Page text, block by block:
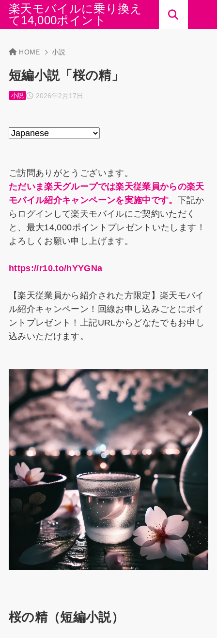
楽天モバイルに乗り換え
て14,000ポイント
HOME 小説
短編小説「桜の精」
2026年2月17日
小説
ご訪問ありがとうございます。
ただいま楽天グループでは楽天従業員からの楽天
モバイル紹介キャンペーンを実施中です。 下記か
らログインして楽天モバイルにご契約いただく
と、最大14,000ポイントプレゼントいたします！
よろしくお願い申し上げます。
https://r10.to/hYYGNa
【楽天従業員から紹介された方限定】楽天モバイ
ル紹介キャンペーン！回線お申し込みごとにポイ
ントプレゼント！上記URLからどなたでもお申し
込みいただけます。
桜の精（短編小説）